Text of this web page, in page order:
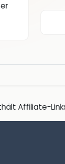
Affiliate-